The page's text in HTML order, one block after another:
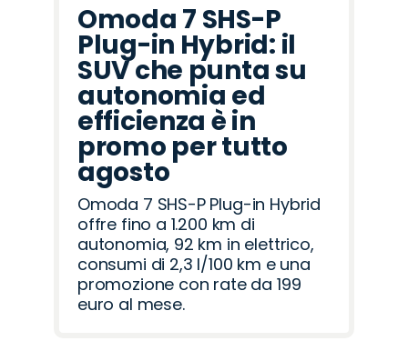
Omoda 7 SHS-P
Plug-in Hybrid: il
SUV che punta su
autonomia ed
efficienza è in
promo per tutto
agosto
Omoda 7 SHS-P Plug-in Hybrid
offre fino a 1.200 km di
autonomia, 92 km in elettrico,
consumi di 2,3 l/100 km e una
promozione con rate da 199
euro al mese.